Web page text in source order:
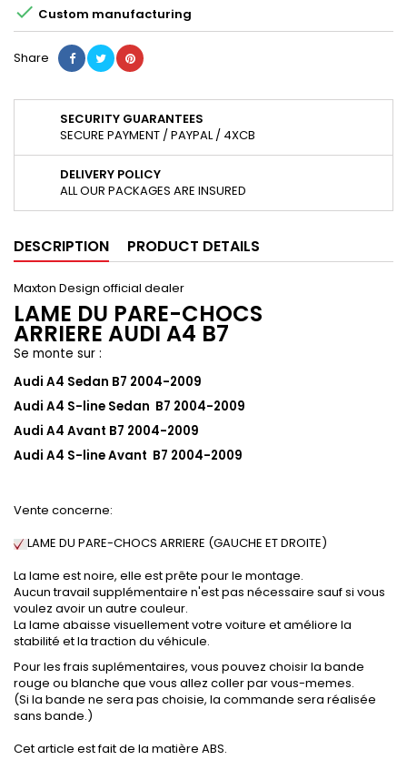
 Custom manufacturing
Share
SECURITY GUARANTEES
SECURE PAYMENT / PAYPAL / 4XCB
DELIVERY POLICY
ALL OUR PACKAGES ARE INSURED
DESCRIPTION PRODUCT DETAILS
Maxton Design official dealer
LAME DU PARE-CHOCS
ARRIERE AUDI A4 B7
Se monte sur :
Audi A4 Sedan B7 2004-2009
Audi A4 S-line Sedan B7 2004-2009
Audi A4 Avant B7 2004-2009
Audi A4 S-line Avant B7 2004-2009
Vente concerne:
LAME DU PARE-CHOCS ARRIERE (GAUCHE ET DROITE)
La lame est noire, elle est prête pour le montage.
Aucun travail supplémentaire n'est pas nécessaire sauf si vous
voulez avoir un autre couleur.
La lame abaisse visuellement votre voiture et améliore la
stabilité et la traction du véhicule.
Pour les frais suplémentaires, vous pouvez choisir la bande
rouge ou blanche que vous allez coller par vous-memes.
(Si la bande ne sera pas choisie, la commande sera réalisée
sans bande.)
Cet article est fait de la matière ABS.